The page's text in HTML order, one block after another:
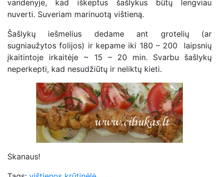
vandenyje, kad iškeptus šašlykus būtų lengviau
nuverti. Suveriam marinuotą vištieną.
Šašlykų iešmelius dedame ant grotelių (ar
sugniaužytos folijos) ir kepame iki 180 – 200 laipsnių
įkaitintoje irkaitėje ~ 15 – 20 min. Svarbu šašlykų
neperkepti, kad nesudžiūtų ir neliktų kieti.
Skanaus!